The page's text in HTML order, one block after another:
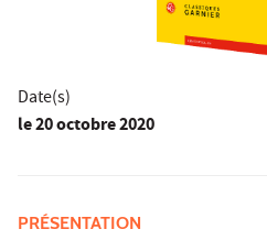
Date(s)
le20 octobre 2020
PRÉSENTATION